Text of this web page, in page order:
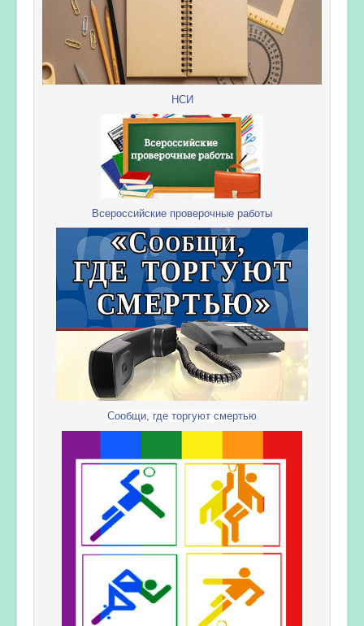
НСИ
Всероссийские проверочные работы
Сообщи, где торгуют смертью